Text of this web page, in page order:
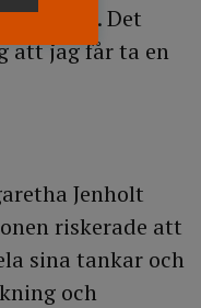
Det
att jag får ta en
Jenholt
riskerade att
sina tankar och
och